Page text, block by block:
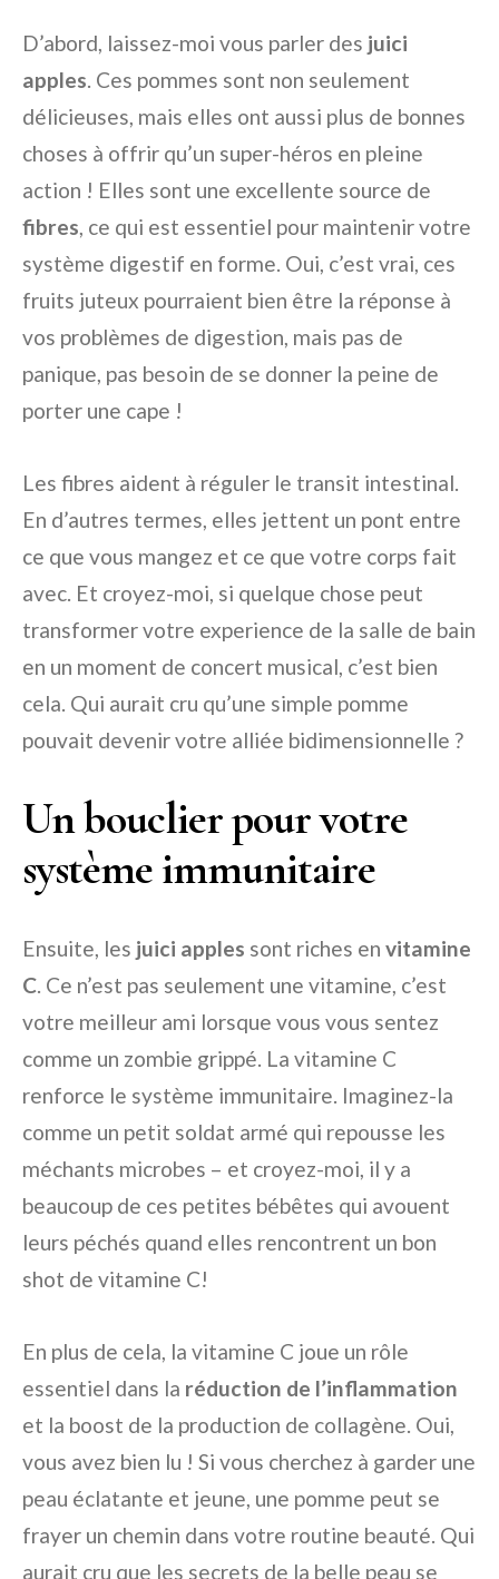
D’abord, laissez-moi vous parler des juici
apples. Ces pommes sont non seulement
délicieuses, mais elles ont aussi plus de bonnes
choses à offrir qu’un super-héros en pleine
action ! Elles sont une excellente source de
fibres, ce qui est essentiel pour maintenir votre
système digestif en forme. Oui, c’est vrai, ces
fruits juteux pourraient bien être la réponse à
vos problèmes de digestion, mais pas de
panique, pas besoin de se donner la peine de
porter une cape !
Les fibres aident à réguler le transit intestinal.
En d’autres termes, elles jettent un pont entre
ce que vous mangez et ce que votre corps fait
avec. Et croyez-moi, si quelque chose peut
transformer votre experience de la salle de bain
en un moment de concert musical, c’est bien
cela. Qui aurait cru qu’une simple pomme
pouvait devenir votre alliée bidimensionnelle ?
Un bouclier pour votre
système immunitaire
Ensuite, les juici apples sont riches en vitamine
C. Ce n’est pas seulement une vitamine, c’est
votre meilleur ami lorsque vous vous sentez
comme un zombie grippé. La vitamine C
renforce le système immunitaire. Imaginez-la
comme un petit soldat armé qui repousse les
méchants microbes – et croyez-moi, il y a
beaucoup de ces petites bébêtes qui avouent
leurs péchés quand elles rencontrent un bon
shot de vitamine C!
En plus de cela, la vitamine C joue un rôle
essentiel dans la réduction de l’inflammation
et la boost de la production de collagène. Oui,
vous avez bien lu ! Si vous cherchez à garder une
peau éclatante et jeune, une pomme peut se
frayer un chemin dans votre routine beauté. Qui
aurait cru que les secrets de la belle peau se